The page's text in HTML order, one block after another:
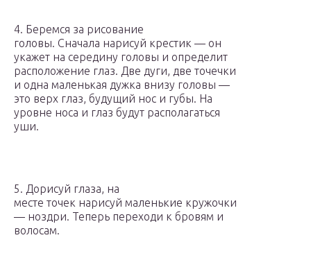
4. Беремся за рисование
головы. Сначала нарисуй крестик — он
укажет на середину головы и определит
расположение глаз. Две дуги, две точечки
и одна маленькая дужка внизу головы —
это верх глаз, будущий нос и губы. На
уровне носа и глаз будут располагаться
уши.
5. Дорисуй глаза, на
месте точек нарисуй маленькие кружочки
— ноздри. Теперь переходи к бровям и
волосам.